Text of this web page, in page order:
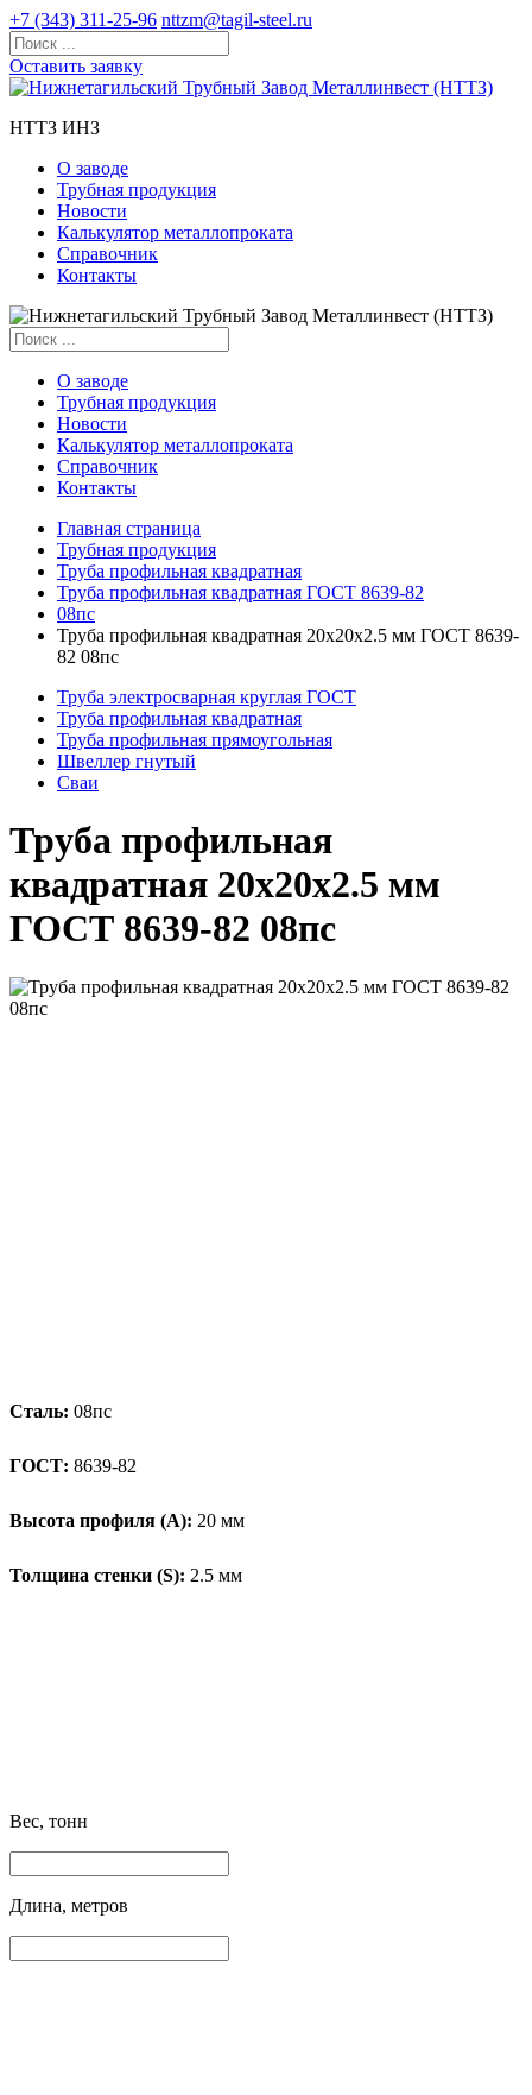
+7 (343) 311-25-96 nttzm@tagil-steel.ru
Оставить заявку
НТТЗ ИНЗ
О заводе
Трубная продукция
Новости
Калькулятор металлопроката
Справочник
Контакты
О заводе
Трубная продукция
Новости
Калькулятор металлопроката
Справочник
Контакты
Главная страница
Трубная продукция
Труба профильная квадратная
Труба профильная квадратная ГОСТ 8639-82
08пс
Труба профильная квадратная 20x20x2.5 мм ГОСТ 8639-
82 08пс
Труба электросварная круглая ГОСТ
Труба профильная квадратная
Труба профильная прямоугольная
Швеллер гнутый
Сваи
Труба профильная
квадратная 20x20x2.5 мм
ГОСТ 8639-82 08пс
Сталь: 08пс
ГОСТ: 8639-82
Высота профиля (А): 20 мм
Толщина стенки (S): 2.5 мм
Вес, тонн
Длина, метров